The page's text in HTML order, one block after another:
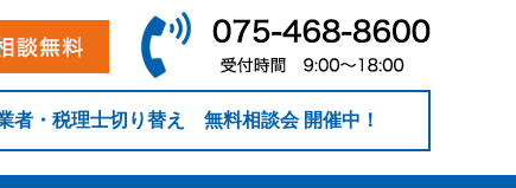
者・税理士切り替え 無料相談会 開催中！